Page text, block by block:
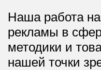
Наша работа
рекламы в
методики и
нашей точки